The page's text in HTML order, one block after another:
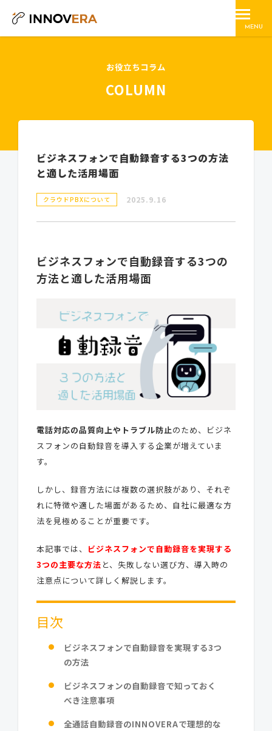
MENU
お役立ちコラム
COLUMN
ビジネスフォンで自動録音する3つの方法
と適した活用場面
クラウドPBXについて 2025.9.16
ビジネスフォンで自動録音する3つの
方法と適した活用場面
電話対応の品質向上やトラブル防止のため、ビジネ
スフォンの自動録音を導入する企業が増えていま
す。
しかし、録音方法には複数の選択肢があり、それぞ
れに特徴や適した場面があるため、自社に最適な方
法を見極めることが重要です。
本記事では、 ビジネスフォンで自動録音を実現する
3つの主要な方法 と、失敗しない選び方、導入時の
注意点について詳しく解説します。
目次
ビジネスフォンで自動録音を実現する3つ
の方法
ビジネスフォンの自動録音で知っておく
べき注意事項
全通話自動録音のINNOVERAで理想的な